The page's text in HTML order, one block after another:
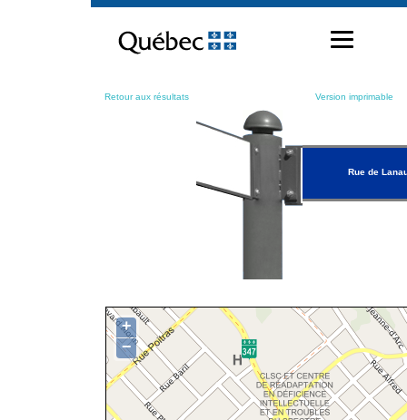
contenu
Retour aux résultats Version imprimable
Rue de
+
−